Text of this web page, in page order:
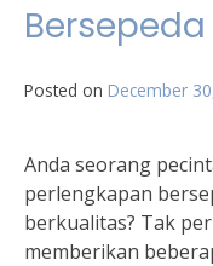
Posted on December
Anda seorang
perlengkapan
berkualitas? Tak
memberikan